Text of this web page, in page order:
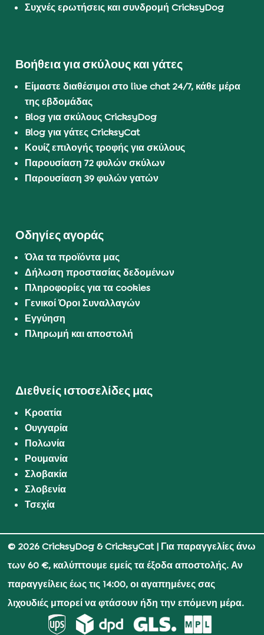
Συχνές ερωτήσεις και συνδρομή CricksyDog
Βοήθεια για σκύλους και γάτες
Είμαστε διαθέσιμοι στο live chat 24/7, κάθε μέρα
της εβδομάδας
Blog για σκύλους CricksyDog
Blog για γάτες CricksyCat
Κουίζ επιλογής τροφής για σκύλους
Παρουσίαση 72 φυλών σκύλων
Παρουσίαση 39 φυλών γατών
Οδηγίες αγοράς
Όλα τα προϊόντα μας
Δήλωση προστασίας δεδομένων
Πληροφορίες για τα cookies
Γενικοί Όροι Συναλλαγών
Εγγύηση
Πληρωμή και αποστολή
Διεθνείς ιστοσελίδες μας
Κροατία
Ουγγαρία
Πολωνία
Ρουμανία
Σλοβακία
Σλοβενία
Τσεχία
© 2026 CricksyDog & CricksyCat| Για παραγγελίες άνω
των 60 €, καλύπτουμε εμείς τα έξοδα αποστολής. Αν
παραγγείλεις έως τις 14:00, οι αγαπημένες σας
λιχουδιές μπορεί να φτάσουν ήδη την επόμενη μέρα.